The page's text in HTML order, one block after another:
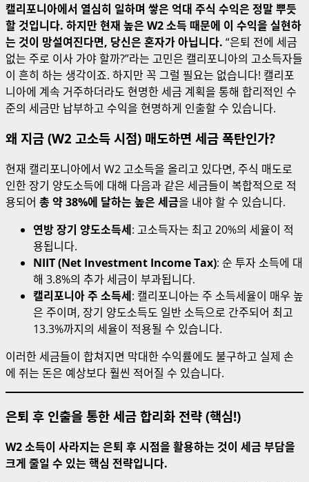
캘리포니아에서 열심히 일하며 쌓은 억대 주식 수익은 정말 뿌듯
할 것입니다. 하지만 현재 높은 W2 소득 때문에 이 수익을 실현하
는 것이 망설여진다면, 당신은 혼자가 아닙니다. “은퇴 전에 세금
없는 주로 이사 가야 할까?”라는 고민은 캘리포니아의 고소득자들
이 흔히 하는 생각이죠. 하지만 꼭 그럴 필요는 없습니다! 캘리포
니아에 계속 거주하더라도 현명한 세금 계획을 통해 합리적인 수
준의 세금만 납부하고 수익을 현명하게 인출할 수 있습니다.
왜 지금 (W2 고소득 시점) 매도하면 세금 폭탄인가?
현재 캘리포니아에서 W2 고소득을 올리고 있다면, 주식 매도로
인한 장기 양도소득에 대해 다음과 같은 세금들이 복합적으로 적
용되어 총 약 38%에 달하는 높은 세금을 내야 할 수 있습니다.
연방 장기 양도소득세: 고소득자는 최고 20%의 세율이 적
용됩니다.
NIIT (Net Investment Income Tax): 순 투자 소득에 대
해 3.8%의 추가 세금이 부과됩니다.
캘리포니아 주 소득세: 캘리포니아는 주 소득세율이 매우 높
은 주이며, 장기 양도소득도 일반 소득으로 간주되어 최고
13.3%까지의 세율이 적용될 수 있습니다.
이러한 세금들이 합쳐지면 막대한 수익률에도 불구하고 실제 손
에 쥐는 돈은 예상보다 훨씬 적어질 수 있습니다.
은퇴 후 인출을 통한 세금 합리화 전략 (핵심!)
W2 소득이 사라지는 은퇴 후 시점을 활용하는 것이 세금 부담을
크게 줄일 수 있는 핵심 전략입니다.